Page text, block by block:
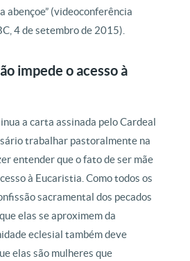
abençoe” (videoconferência
4 de setembro de 2015).
impede o acesso à
a carta assinada pelo Cardeal
trabalhar pastoralmente na
entender que o fato de ser mãe
à Eucaristia. Como todos os
sacramental dos pecados
elas se aproximem da
eclesial também deve
elas são mulheres que